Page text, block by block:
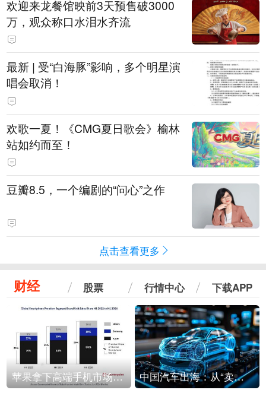
欢迎来龙餐馆映前3天预售破3000
万，观众称口水泪水齐流
最新 | 受“白海豚”影响，多个明星演
唱会取消！
欢歌一夏！《CMG夏日歌会》榆林
站如约而至！
豆瓣8.5，一个编剧的“问心”之作
点击查看更多
财经 股票 行情中心 下载APP
苹果拿下高端手机市场65%的份额：iPhone 17系列功不可没 中国汽车出海：从“卖出去”到“走进去”